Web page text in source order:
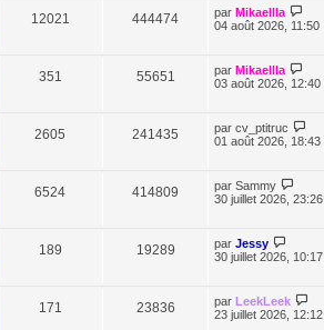
12021 444474 par Mikaellla
04 août 2026, 11:50
351 55651 par Mikaellla
03 août 2026, 12:40
2605 241435 par cv_ptitruc
01 août 2026, 18:43
6524 414809 par Sammy
30 juillet 2026, 23:26
189 19289 par Jessy
30 juillet 2026, 10:17
171 23836 par LeekLeek
23 juillet 2026, 12:12